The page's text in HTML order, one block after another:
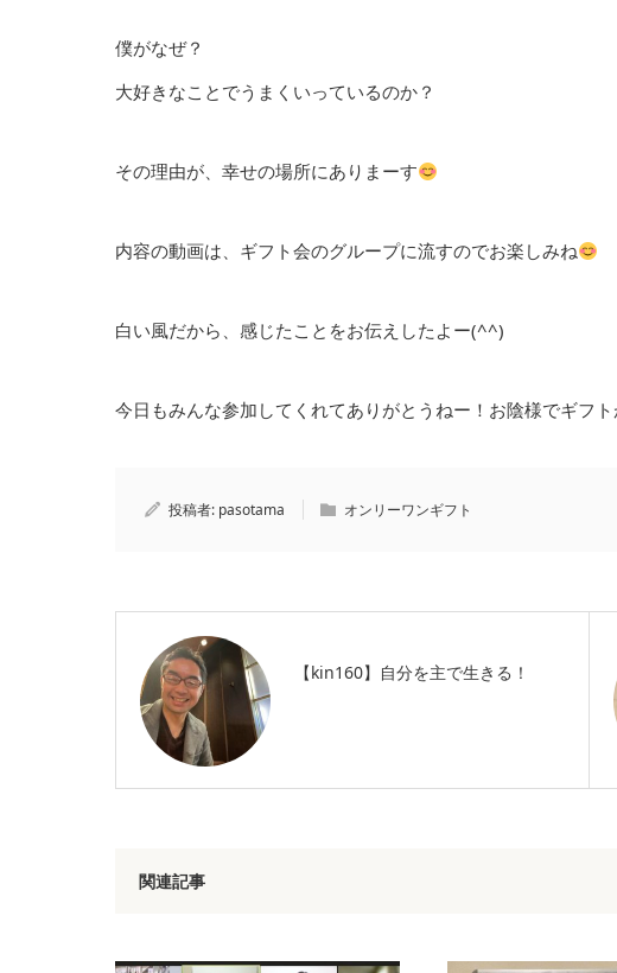
僕がなぜ？
大好きなことでうまくいっているのか？
その理由が、幸せの場所にありまーす
内容の動画は、ギフト会のグループに流すのでお楽しみね
白い風だから、感じたことをお伝えしたよー(^^)
今日もみんな参加してくれてありがとうねー！お陰様でギフ
投稿者: pasotama オンリーワンギフト
【kin160】自分を主で生きる！
関連記事